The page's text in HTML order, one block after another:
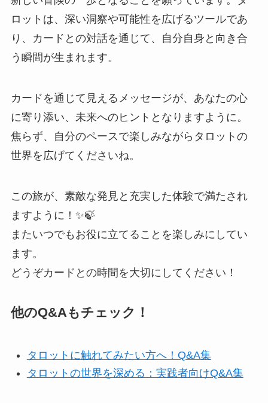
ロットは、深い洞察や可能性を広げるツールであ
り、カードとの対話を通じて、自分自身と向き合
う瞬間が生まれます。
カードを通じて見えるメッセージが、あなたの心
に寄り添い、未来へのヒントとなりますように。
焦らず、自分のペースで楽しみながらタロットの
世界を広げてくださいね。
この旅が、素敵な発見と充実した体験で満たされ
ますように！✨🍃
またいつでもお役に立てることを楽しみにしてい
ます。
どうぞカードとの時間を大切にしてください！
他のQ&Aもチェック！
タロットに触れてみたい方へ！Q&A集
タロットの世界を深める：実践者向けQ&A集